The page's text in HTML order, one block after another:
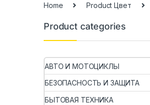
Home Product Цвет
Product categories
АВТО И МОТОЦИКЛЫ
БЕЗОПАСНОСТЬ И ЗАЩИТА
БЫТОВАЯ ТЕХНИКА